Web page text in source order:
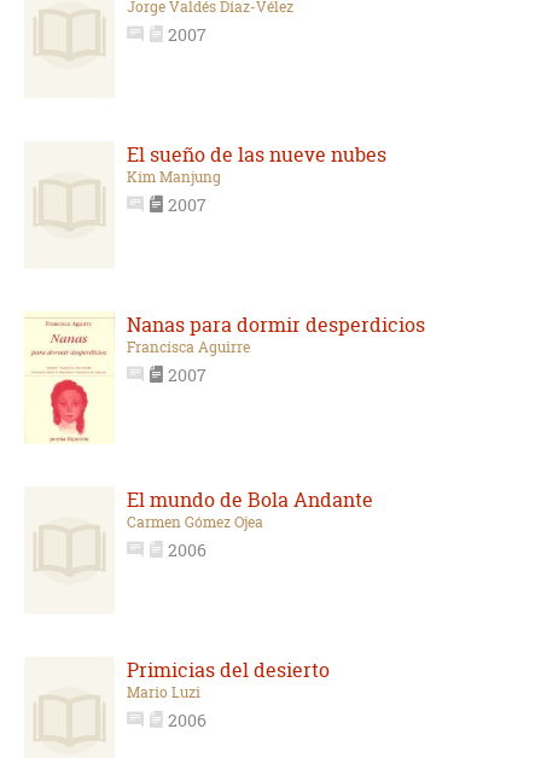
Jorge Valdés Díaz-Vélez
2007
El sueño de las nueve nubes
Kim Manjung
2007
Nanas para dormir desperdicios
Francisca Aguirre
2007
El mundo de Bola Andante
Carmen Gómez Ojea
2006
Primicias del desierto
Mario Luzi
2006